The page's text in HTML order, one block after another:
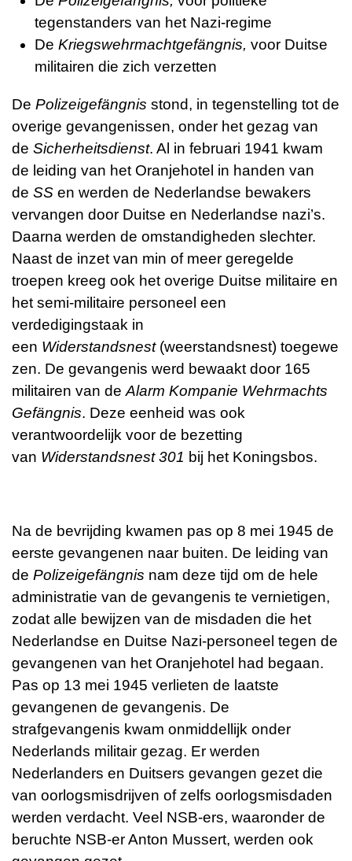
tegenstanders van het Nazi-regime
De Kriegswehrmachtgefängnis, voor Duitse
militairen die zich verzetten
De Polizeigefängnis stond, in tegenstelling tot de
overige gevangenissen, onder het gezag van
de Sicherheitsdienst. Al in februari 1941 kwam
de leiding van het Oranjehotel in handen van
de SS en werden de Nederlandse bewakers
vervangen door Duitse en Nederlandse nazi’s.
Daarna werden de omstandigheden slechter.
Naast de inzet van min of meer geregelde
troepen kreeg ook het overige Duitse militaire en
het semi-militaire personeel een
verdedigingstaak in
een Widerstandsnest (weerstandsnest) toegewe
zen. De gevangenis werd bewaakt door 165
militairen van de Alarm Kompanie Wehrmachts
Gefängnis. Deze eenheid was ook
verantwoordelijk voor de bezetting
van Widerstandsnest 301 bij het Koningsbos.
Na de bevrijding kwamen pas op 8 mei 1945 de
eerste gevangenen naar buiten. De leiding van
de Polizeigefängnis nam deze tijd om de hele
administratie van de gevangenis te vernietigen,
zodat alle bewijzen van de misdaden die het
Nederlandse en Duitse Nazi-personeel tegen de
gevangenen van het Oranjehotel had begaan.
Pas op 13 mei 1945 verlieten de laatste
gevangenen de gevangenis. De
strafgevangenis kwam onmiddellijk onder
Nederlands militair gezag. Er werden
Nederlanders en Duitsers gevangen gezet die
van oorlogsmisdrijven of zelfs oorlogsmisdaden
werden verdacht. Veel NSB-ers, waaronder de
beruchte NSB-er Anton Mussert, werden ook